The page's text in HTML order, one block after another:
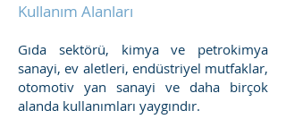
Kullanım Alanları
Gıda sektörü, kimya ve petrokimya
sanayi, ev aletleri, endüstriyel mutfaklar,
otomotiv yan sanayi ve daha birçok
alanda kullanımları yaygındır.